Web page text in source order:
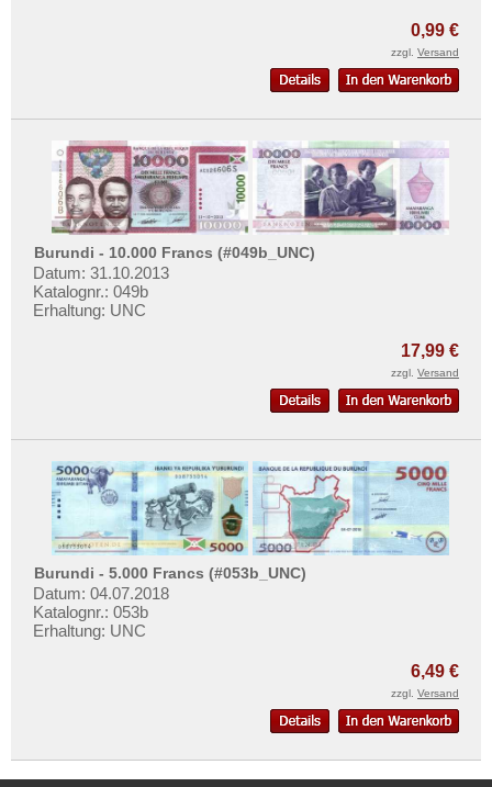
0,99 €
zzgl. Versand
Burundi - 10.000 Francs (#049b_UNC)
Datum: 31.10.2013
Katalognr.: 049b
Erhaltung: UNC
17,99 €
zzgl. Versand
Burundi - 5.000 Francs (#053b_UNC)
Datum: 04.07.2018
Katalognr.: 053b
Erhaltung: UNC
6,49 €
zzgl. Versand